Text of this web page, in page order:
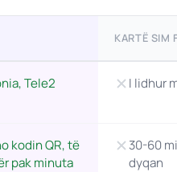
KARTË SIM
Tele2
I lidhur
kodin QR, të
pak minuta
30-60
dyqan